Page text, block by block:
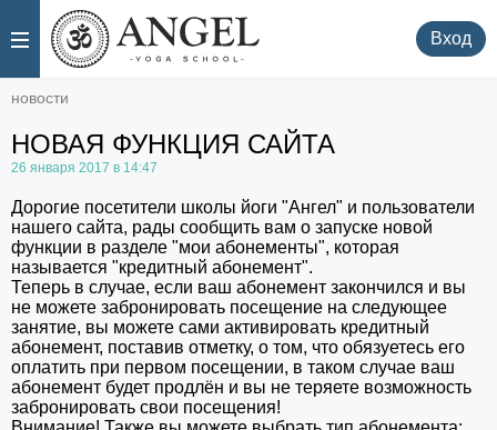
. Вход
новости
НОВАЯ ФУНКЦИЯ САЙТА
26 января 2017 в 14:47
Дорогие посетители школы йоги "Ангел" и пользователи
нашего сайта, рады сообщить вам о запуске новой
функции в разделе "мои абонементы", которая
называется "кредитный абонемент".
Теперь в случае, если ваш абонемент закончился и вы
не можете забронировать посещение на следующее
занятие, вы можете сами активировать кредитный
абонемент, поставив отметку, о том, что обязуетесь его
оплатить при первом посещении, в таком случае ваш
абонемент будет продлён и вы не теряете возможность
забронировать свои посещения!